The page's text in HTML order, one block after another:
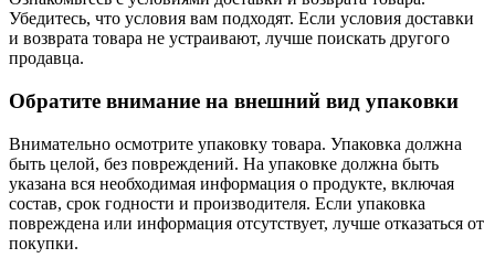
Убедитесь, что условия вам подходят. Если условия доставки
и возврата товара не устраивают, лучше поискать другого
продавца.
Обратите внимание на внешний вид упаковки
Внимательно осмотрите упаковку товара. Упаковка должна
быть целой, без повреждений. На упаковке должна быть
указана вся необходимая информация о продукте, включая
состав, срок годности и производителя. Если упаковка
повреждена или информация отсутствует, лучше отказаться от
покупки.